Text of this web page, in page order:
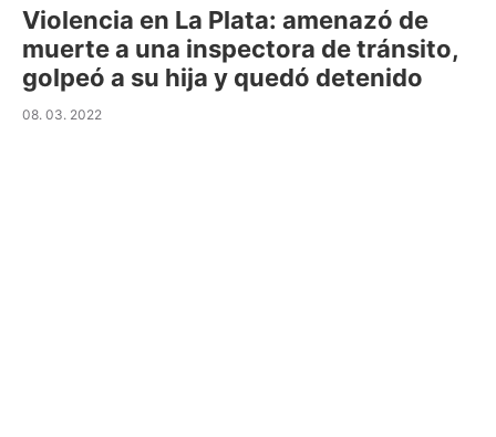
Violencia en La Plata: amenazó de
muerte a una inspectora de tránsito,
golpeó a su hija y quedó detenido
08. 03. 2022